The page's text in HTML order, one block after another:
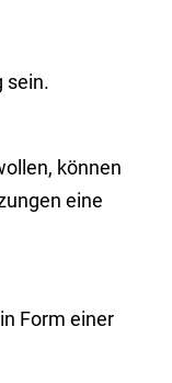
sein.
können
eine
Form einer